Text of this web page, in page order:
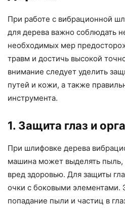
При работе с вибрационной
для дерева важно соблюдать
необходимых мер
травм и достичь высокой
внимание следует уделить
путей и кожи, а также
инструмента.
1. Защита глаз и
При шлифовке дерева
машина может выделять пыль,
вред здоровью. Для защиты
очки с боковыми элементами.
попадание пыли и частиц в